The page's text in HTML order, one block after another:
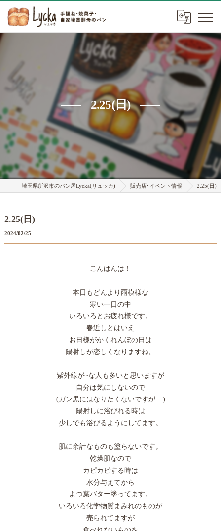
2.25(日)
埼玉県所沢市のパン屋Lycka(リュッカ) 販売店･イベント情報 2.25(日)
2.25(日)
2024/02/25
こんばんは！
本日もどんより雨模様な
寒い一日の中
いろいろとお疲れ様です。
春近しとはいえ
お日様がかくれんぼの日は
陽射しが恋しくなりますね。
紫外線が~な人も多いと思いますが
自分は気にしないので
(ガン黒にはなりたくないですが···)
陽射しに浴びれる時は
少しでも浴びるようにしてます。
肌に余計なものも塗らないです。
乾燥肌なので
カピカピする時は
水分与えてから
よつ葉バター塗ってます。
いろいろ化学物質まみれのものが
売られてますが